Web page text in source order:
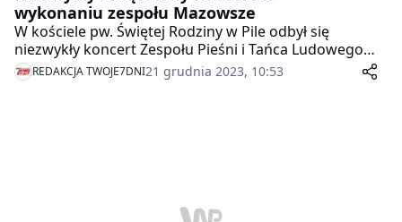
wykonaniu zespołu Mazowsze
W kościele pw. Świętej Rodziny w Pile odbył się
niezwykły koncert Zespołu Pieśni i Tańca Ludowego
Mazowsze. Zespół zaśpiewał najpiękniejsze polskie
kolędy i pastorałki. Była to magiczna muzyczna uczta,
REDAKCJA TWOJE7DNI21 grudnia 2023, 10:53